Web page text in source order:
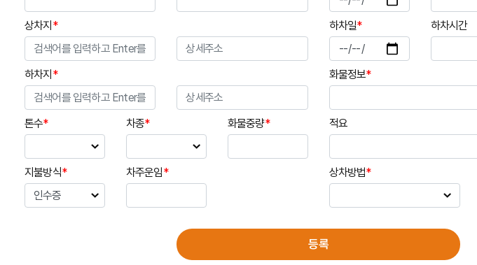
상차지*
하차지*
톤수* 차종* 화물중량*
지불방식* 차주운임*
하차일* 하차시간
화물정보*
적요
상차방법*
등록